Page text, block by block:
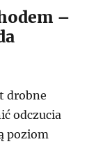
–
drobne
odczucia
poziom